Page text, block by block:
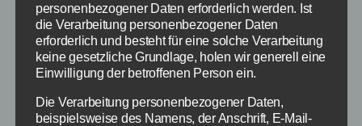
Schlagwörter
Formel 1,Formel 1 2015
Kategorien
NEWS
personenbezogener Daten erforderlich werden. Ist
die Verarbeitung personenbezogener Daten
erforderlich und besteht für eine solche Verarbeitung
keine gesetzliche Grundlage, holen wir generell eine
Einwilligung der betroffenen Person ein.
Die Verarbeitung personenbezogener Daten,
beispielsweise des Namens, der Anschrift, E-Mail-